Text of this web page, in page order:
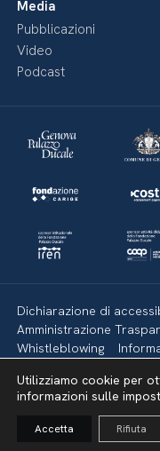
Media
Pubblicazioni
Video
Podcast
Dichiarazione di
Amministrazione
Whistleblowing
Mappa del sito
Torna su
Utilizziamo cookie per
informazioni sulle
Accetta Rifiuta